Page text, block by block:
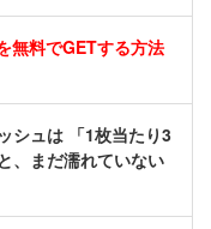
無料でGETする方法
シュは 「1枚当たり3
、まだ濡れていない